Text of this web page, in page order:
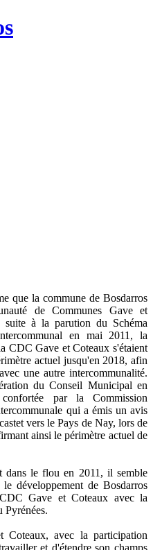
que la commune de Bosdarros
de Communes Gave et
à la parution du Schéma
en mai 2011, la
CDC Gave et Coteaux s'étaient
actuel jusqu'en 2018, afin
une autre intercommunalité.
du Conseil Municipal en
par la Commission
qui a émis un avis
vers le Pays de Nay, lors de
ainsi le périmètre actuel de
dans le flou en 2011, il semble
développement de Bosdarros
Gave et Coteaux avec la
Pyrénées.
avec la participation
et d'étendre son champs